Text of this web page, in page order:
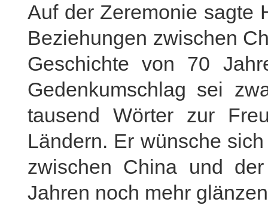
Auf der Zeremonie sagte
Beziehungen zwischen
Geschichte von 70
Gedenkumschlag sei
tausend Wörter zur
Ländern. Er wünsche
zwischen China und
Jahren noch mehr